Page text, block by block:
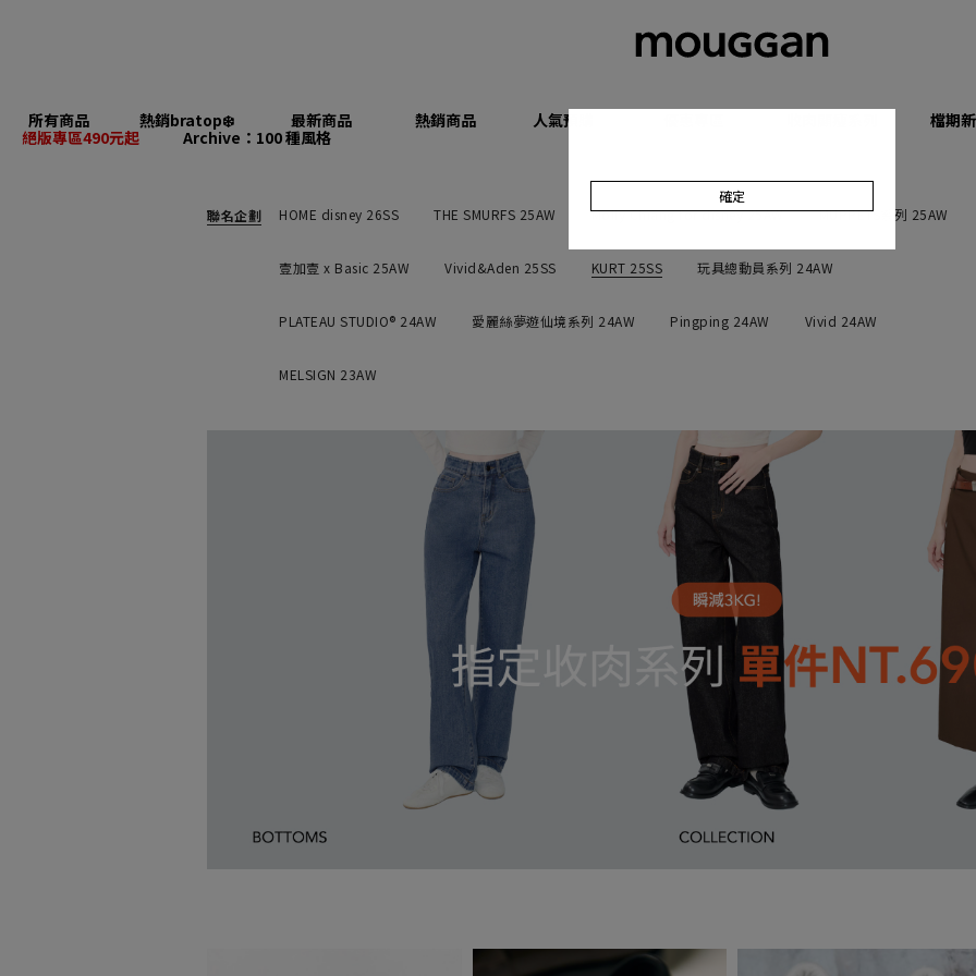
所有商品 熱銷bratop❄️ 最新商品 熱銷商品 人氣預購
檔期
絕版專區490元起
Archive：100 種風格
聯名企劃 HOME disney 26SS THE SMURFS 25AW Molly Chiang for disney 25AW MUPPETS系列 25AW
壹加壹 x Basic 25AW Vivid&Aden 25SS KURT 25SS 玩具總動員系列 24AW
PLATEAU STUDIO® 24AW 愛麗絲夢遊仙境系列 24AW Pingping 24AW Vivid 24AW
MELSIGN 23AW
確定